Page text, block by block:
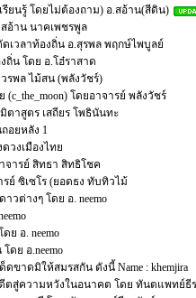
ยนรู้ โดยไม่ต้องถาม) อ.สอ้าน(สีดิน)
อ้าน นาคเพชรพูล
เวลาท้องถิ่น อ.สุรพล พฤกษ์ไพบูลย์
ถิ่น โดย อ.โฮ๋ราสาด
รพล ไม้สน (พลังวัชร์)
โดยอาจารย์ พลังวัชร์
ตาสูตร เสถียร โพธินันทะ
อยหลัง 1
วงเมืองไทย
จารย์ สิทธา สิทธิโชค
ย์ ซิเซโร (ยอดธง ทับทิวไม้
วต่างๆ โดย อ. neemo
ย อ. neemo
โดย อ.neemo
ขาดมิให้สมรสกัน ดังนี้ Name : khemjira
สู่ความหวังในอนาคต โดย ทันตแพทย์ธี